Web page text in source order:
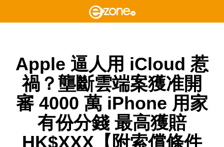
Apple 逼人用 iCloud 惹
禍？壟斷雲端案獲准開
審 4000 萬 iPhone 用家
有份分錢 最高獲賠
HK$XXX【附索償條件